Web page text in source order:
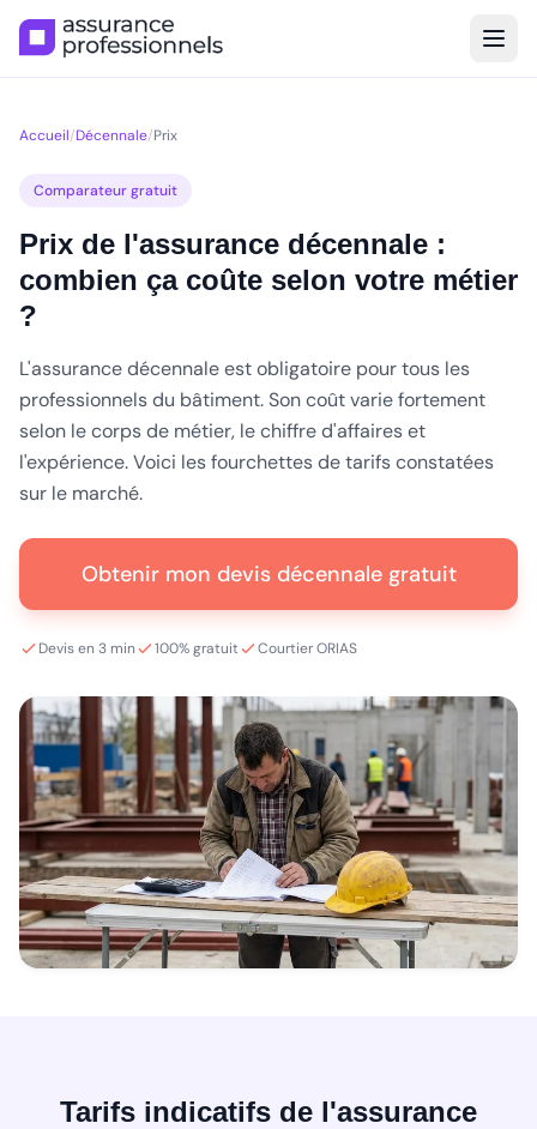
Accueil/Décennale/Prix
Comparateur gratuit
Prix de l'assurance décennale :
combien ça coûte selon votre métier
?
L'assurance décennale est obligatoire pour tous les
professionnels du bâtiment. Son coût varie fortement
selon le corps de métier, le chiffre d'affaires et
l'expérience. Voici les fourchettes de tarifs constatées
sur le marché.
Obtenir mon devis décennale gratuit
Devis en 3 min 100% gratuit Courtier ORIAS
Tarifs indicatifs de l'assurance